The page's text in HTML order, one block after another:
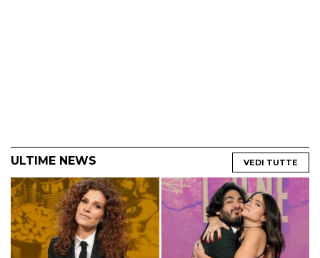
ULTIME NEWS VEDI TUTTE